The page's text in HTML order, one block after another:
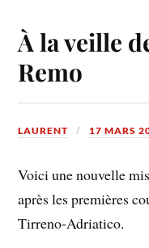
À la veille
Remo
LAURENT 17 MARS
Voici une nouvelle
après les premières
Tirreno-Adriatico.